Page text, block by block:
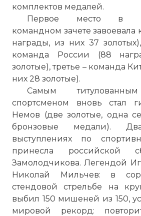
комплектов медалей.
Первое место в
командном зачете
награды, из них 37
команда России (88
золотые), третье – команда
них 28 золотые).
Самым
спортсменом вновь стал
Немов (две золотые, одна
бронзовые медали).
выступлениях по
принесла российской
Замолодчикова. Легендой
Николай Мильчев: в
стендовой стрельбе на
выбил 150 мишеней из 150,
мировой рекорд: